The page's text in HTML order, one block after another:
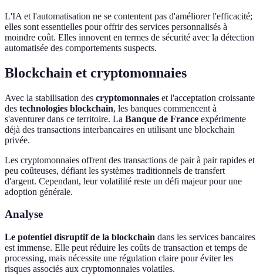
L'IA et l'automatisation ne se contentent pas d'améliorer l'efficacité;
elles sont essentielles pour offrir des services personnalisés à
moindre coût. Elles innovent en termes de sécurité avec la détection
automatisée des comportements suspects.
Blockchain et cryptomonnaies
Avec la stabilisation des cryptomonnaies et l'acceptation croissante
des technologies blockchain, les banques commencent à
s'aventurer dans ce territoire. La Banque de France expérimente
déjà des transactions interbancaires en utilisant une blockchain
privée.
Les cryptomonnaies offrent des transactions de pair à pair rapides et
peu coûteuses, défiant les systèmes traditionnels de transfert
d'argent. Cependant, leur volatilité reste un défi majeur pour une
adoption générale.
Analyse
Le potentiel disruptif de la blockchain dans les services bancaires
est immense. Elle peut réduire les coûts de transaction et temps de
processing, mais nécessite une régulation claire pour éviter les
risques associés aux cryptomonnaies volatiles.